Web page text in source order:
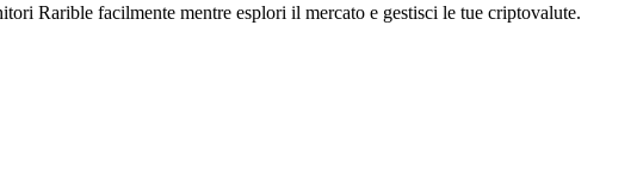
Rarible facilmente mentre esplori il mercato e gestisci le tue criptovalute.